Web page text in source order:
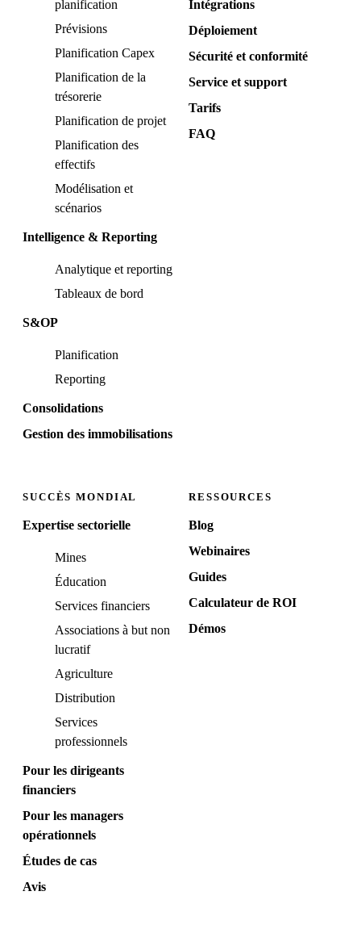
planification
Prévisions
Planification Capex
Planification de la
trésorerie
Planification de projet
Planification des
effectifs
Modélisation et
scénarios
Intelligence & Reporting
Analytique et reporting
Tableaux de bord
S&OP
Planification
Reporting
Consolidations
Gestion des immobilisations
Intégrations
Déploiement
Sécurité et conformité
Service et support
Tarifs
FAQ
SUCCÈS MONDIAL
Expertise sectorielle
Mines
Éducation
Services financiers
Associations à but non
lucratif
Agriculture
Distribution
Services
professionnels
Pour les dirigeants
financiers
Pour les managers
opérationnels
Études de cas
Avis
RESSOURCES
Blog
Webinaires
Guides
Calculateur de ROI
Démos